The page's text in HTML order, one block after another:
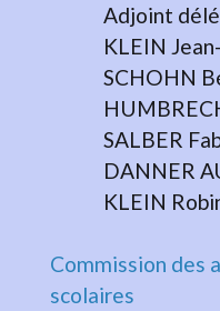
Adjoint
KLEIN Jean-
SCHOHN
SALBER
DANNER
KLEIN
Commission des
scolaires